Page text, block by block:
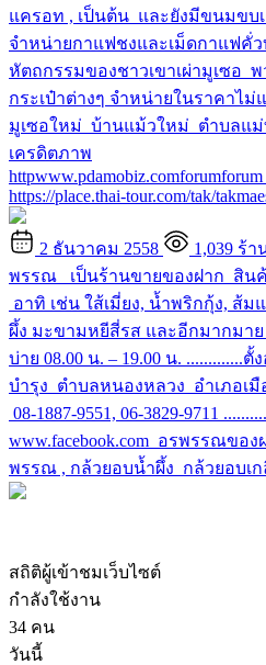
แครอท , เป็นต้น และยังมีขนมขบ
จำหน่ายกาแฟชงและเม็ดกาแฟคั่
หัตถกรรมของชาวเขาเผ่ามูเซอ
กระเป๋าต่างๆ จำหน่ายในราคาไม่
มูเซอใหม่ บ้านแม้วใหม่ ตำบลแม่
เครดิตภาพ
https://place.thai-tour.com/tak/
2 ธันวาคม 2558 1,039 ร้า
พรรณ เป็นร้านขายของฝาก สิน
อาทิ เช่น ใส้เมี่ยง, น้ำพริกกุ้ง, ส้
ผึ้ง มะขามหยีสี่รส และอีกมากมาย
บ่าย 08.00 น. – 19.00 น.
บำรุง ตำบลหนองหลวง อำเภอเมื
08-1887-9551, 06-3829-9711
www.facebook.com อรพรรณขอ
พรรณ , กล้วยอบน้ำผึ้ง กล้วยอบเ
สถิติผู้เข้าชมเว็บไซต์
กำลังใช้งาน
34 คน
วันนี้